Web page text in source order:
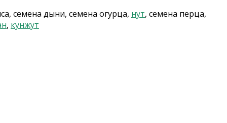
семена дыни, семена огурца, нут, семена перца,
, кунжут